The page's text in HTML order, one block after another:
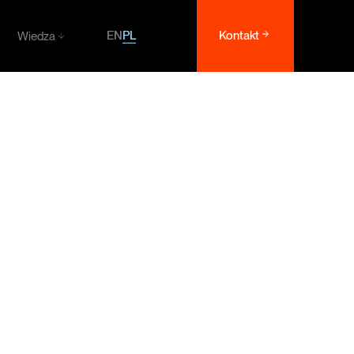
Wiedza
ENPL Kontakt